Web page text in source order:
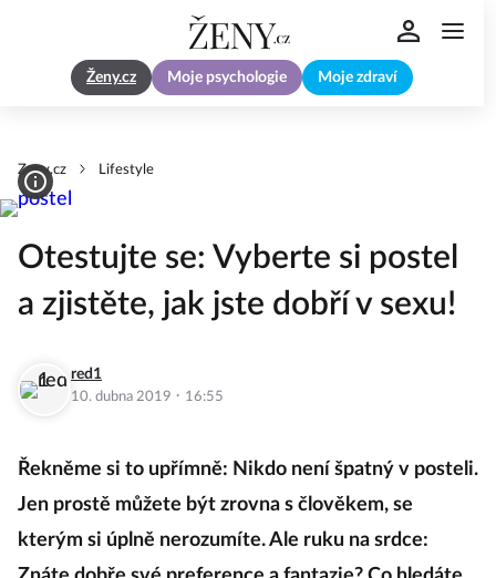
Ženy.cz Moje psychologie Moje zdraví
Zeny.cz Lifestyle
Otestujte se: Vyberte si postel
a zjistěte, jak jste dobří v sexu!
red1
10. dubna 2019 · 16:55
Řekněme si to upřímně: Nikdo není špatný v posteli.
Jen prostě můžete být zrovna s člověkem, se
kterým si úplně nerozumíte. Ale ruku na srdce: